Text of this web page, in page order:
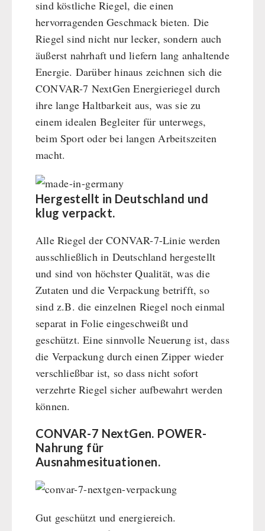
Hauptmahlzeiten
Dessert
Ergänzungs-Pakete
Schutzraum-Ausrüstung
sind köstliche Riegel, die einen
hervorragenden Geschmack bieten. Die
Riegel sind nicht nur lecker, sondern auch
äußerst nahrhaft und liefern lang anhaltende
Energie. Darüber hinaus zeichnen sich die
CONVAR-7 NextGen Energieriegel durch
ihre lange Haltbarkeit aus, was sie zu
einem idealen Begleiter für unterwegs,
beim Sport oder bei langen Arbeitszeiten
macht.
Hergestellt in Deutschland und
klug verpackt.
Alle Riegel der CONVAR-7-Linie werden
ausschließlich in Deutschland hergestellt
und sind von höchster Qualität, was die
Zutaten und die Verpackung betrifft, so
sind z.B. die einzelnen Riegel noch einmal
separat in Folie eingeschweißt und
geschützt. Eine sinnvolle Neuerung ist, dass
die Verpackung durch einen Zipper wieder
verschließbar ist, so dass nicht sofort
verzehrte Riegel sicher aufbewahrt werden
können.
CONVAR-7 NextGen. POWER-
Nahrung für
Ausnahmesituationen.
Gut geschützt und energiereich.